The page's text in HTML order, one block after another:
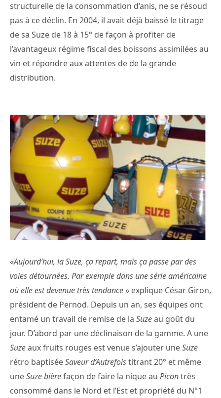
structurelle de la consommation d’anis, ne se résoud
pas à ce déclin. En 2004, il avait déjà baissé le titrage
de sa Suze de 18 à 15° de façon à profiter de
l’avantageux régime fiscal des boissons assimilées au
vin et répondre aux attentes de de la grande
distribution.
«Aujourd’hui, la Suze, ça repart, mais ça passe par des
voies détournées. Par exemple dans une série américaine
où elle est devenue très tendance » explique César Giron,
président de Pernod. Depuis un an, ses équipes ont
entamé un travail de remise de la Suzeau goût du
jour. D’abord par une déclinaison de la gamme. A une
Suzeaux fruits rouges est venue s’ajouter uneSuze
rétro baptiséeSaveur d’Autrefoistitrant 20° et même
uneSuze bièrefaçon de faire la nique au Picontrès
consommé dans le Nord et l’Est et propriété du N°1